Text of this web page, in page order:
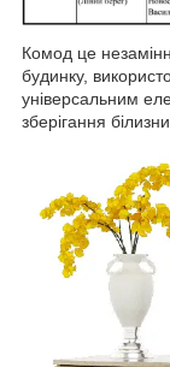
Комод це
будинку,
універсальним
зберігання